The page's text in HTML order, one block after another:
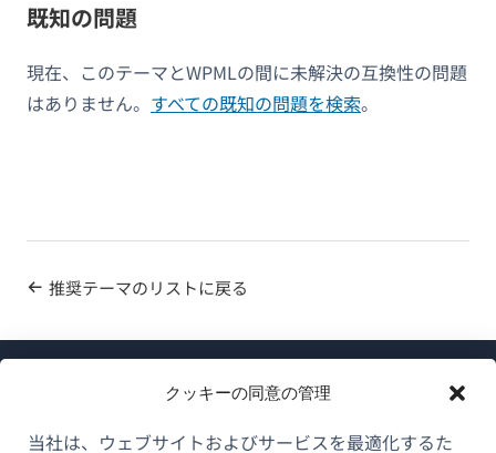
クッキーの同意の管理
当社は、ウェブサイトおよびサービスを最適化するた
既知の問題
現在、このテーマとWPMLの間に未解決の互換性の問題
はありません。 すべての既知の問題を検索。
推奨テーマのリストに戻る